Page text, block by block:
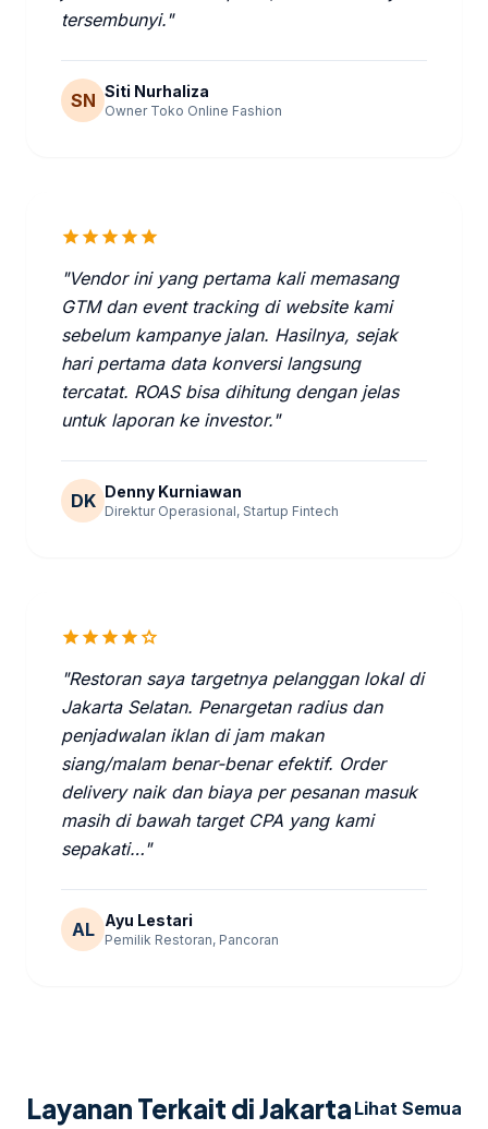
tersembunyi."
SN Siti Nurhaliza
Owner Toko Online Fashion
starstarstarstarstar
"Vendor ini yang pertama kali memasang
GTM dan event tracking di website kami
sebelum kampanye jalan. Hasilnya, sejak
hari pertama data konversi langsung
tercatat. ROAS bisa dihitung dengan jelas
untuk laporan ke investor."
DK Denny Kurniawan
Direktur Operasional, Startup Fintech
starstarstarstarstar
"Restoran saya targetnya pelanggan lokal di
Jakarta Selatan. Penargetan radius dan
penjadwalan iklan di jam makan
siang/malam benar-benar efektif. Order
delivery naik dan biaya per pesanan masuk
masih di bawah target CPA yang kami
sepakati…"
AL Ayu Lestari
Pemilik Restoran, Pancoran
Layanan Terkait di Jakarta Lihat Semua